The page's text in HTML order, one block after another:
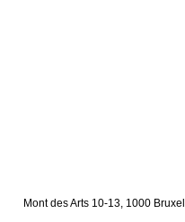
Mont des Arts 10-13, 1000